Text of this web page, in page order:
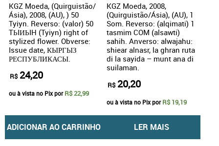
KGZ Moeda, (Quirguistão/
Ásia), 2008, (AU), ) 50
Tyiyn. Reverso: (valor) 50
TЬIИЬIH (Tyiyn) right of
stylized flower. Obverse:
Issue date, КЫРГЫЗ
РЕСПУБЛИКАСЫ.
R$ 24,20
ou à vista no Pix porR$ 22,99
ADICIONAR AO CARRINHO
KGZ Moeda, 2008,
(Quirguistão/Ásia), (AU), 1
Som. Reverso: (alqimati) 1
tasmim COM (alsawti)
sahih. Anverso: alwajahu:
shiear alnasr, la ghran ruta
di la sayida – munt ana di
suilaman.
R$ 20,20
ou à vista no Pix porR$ 19,19
LER MAIS